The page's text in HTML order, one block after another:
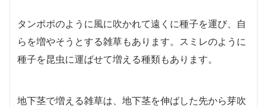
タンポポのように風に吹かれて遠くに種子を運び、自
らを増やそうとする雑草もあります。スミレのように
種子を昆虫に運ばせて増える種類もあります。
地下茎で増える雑草は、地下茎を伸ばした先から芽吹